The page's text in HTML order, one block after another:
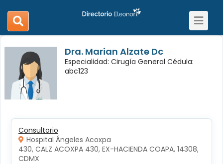
search
navigation
Toggle
Dra. Marian Alzate Dc
Especialidad: Cirugía General Cédula:
abc123
Consultorio
Hospital Ángeles Acoxpa
430, CALZ ACOXPA 430, EX-HACIENDA COAPA, 14308,
CDMX